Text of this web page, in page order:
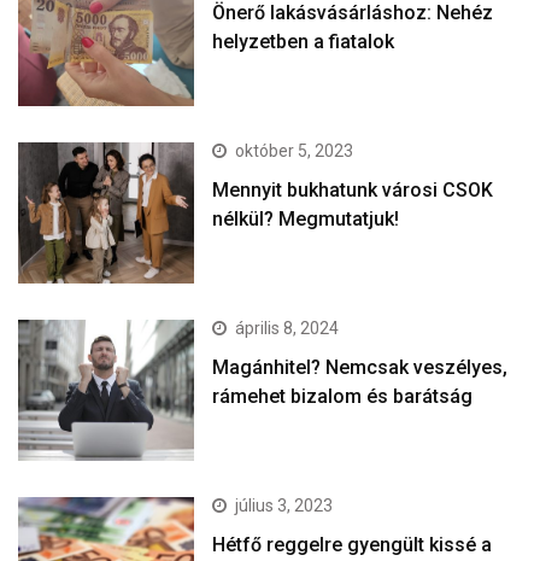
Önerő lakásvásárláshoz: Nehéz
helyzetben a fiatalok
október 5, 2023
Mennyit bukhatunk városi CSOK
nélkül? Megmutatjuk!
április 8, 2024
Magánhitel? Nemcsak veszélyes,
rámehet bizalom és barátság
július 3, 2023
Hétfő reggelre gyengült kissé a